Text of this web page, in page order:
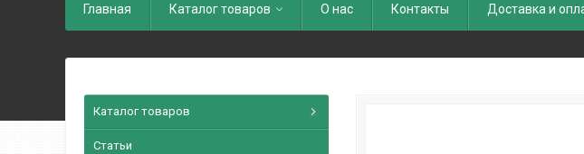
Главная Каталог товаров О нас Контакты Доставка и
Каталог товаров
Статьи